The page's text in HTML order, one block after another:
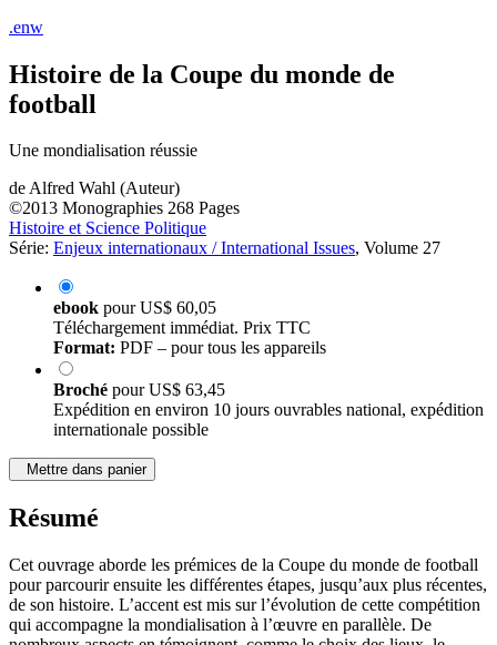
.enw
Histoire de la Coupe du monde de
football
Une mondialisation réussie
deAlfred Wahl (Auteur)
©2013 Monographies 268 Pages
Histoire et Science Politique
Série: Enjeux internationaux / International Issues, Volume 27
ebook pourUS$ 60,05
Téléchargement immédiat. Prix TTC
Format: PDF – pour tous les appareils
Broché pourUS$ 63,45
Expédition en environ 10 jours ouvrables national, expédition
internationale possible
Mettre dans panier
Résumé
Cet ouvrage aborde les prémices de la Coupe du monde de football
pour parcourir ensuite les différentes étapes, jusqu’aux plus récentes,
de son histoire. L’accent est mis sur l’évolution de cette compétition
qui accompagne la mondialisation à l’œuvre en parallèle. De